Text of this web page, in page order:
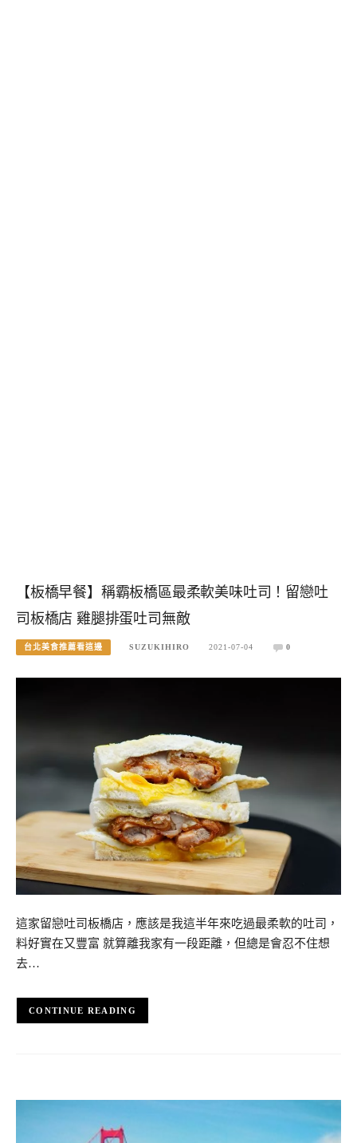
【板橋早餐】稱霸板橋區最柔軟美味吐司！留戀吐
司板橋店 雞腿排蛋吐司無敵
台北美食推薦看這邊 SUZUKIHIRO 2021-07-04 0
這家留戀吐司板橋店，應該是我這半年來吃過最柔軟的吐司，
料好實在又豐富 就算離我家有一段距離，但總是會忍不住想
去…
CONTINUE READING